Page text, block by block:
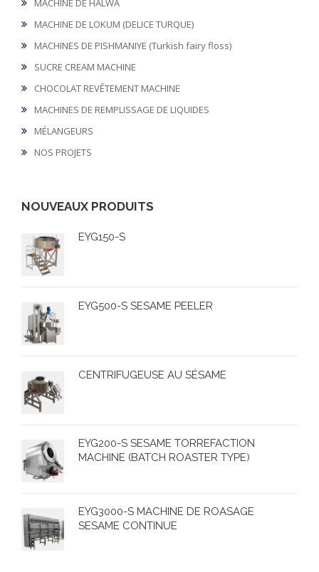
MACHINE DE HALWA
MACHINE DE LOKUM (DELICE TURQUE)
MACHINES DE PISHMANIYE (Turkish fairy floss)
SUCRE CREAM MACHINE
CHOCOLAT REVÊTEMENT MACHINE
MACHINES DE REMPLISSAGE DE LIQUIDES
MÉLANGEURS
NOS PROJETS
NOUVEAUX PRODUITS
EYG150-S
EYG500-S SESAME PEELER
CENTRIFUGEUSE AU SÉSAME
EYG200-S SESAME TORREFACTION
MACHINE (BATCH ROASTER TYPE)
EYG3000-S MACHINE DE ROASAGE
SESAME CONTINUE